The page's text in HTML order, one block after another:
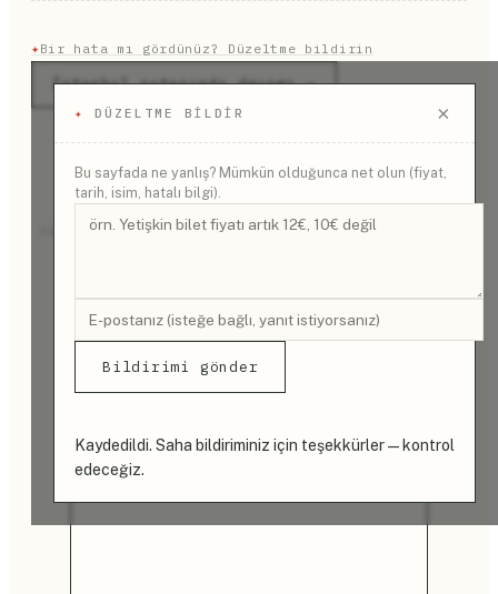
✦Bir hata mı gördünüz? Düzeltme bildirin
✦ DÜZELTME BILDIR ×
Bu sayfada ne yanlış? Mümkün olduğunca net olun (fiyat,
tarih, isim, hatalı bilgi).
Bildirimi gönder
Kaydedildi. Saha bildiriminiz için teşekkürler — kontrol
edeceğiz.
İstanbul rotasında devamı →
REKLAM